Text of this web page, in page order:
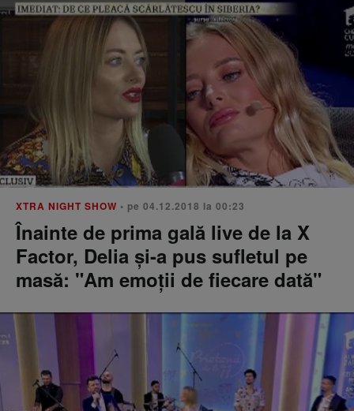
XTRA NIGHT SHOW • pe 04.12.2018 la 00:23
Înainte de prima gală live de la X
Factor, Delia şi-a pus sufletul pe
masă: "Am emoţii de fiecare dată"